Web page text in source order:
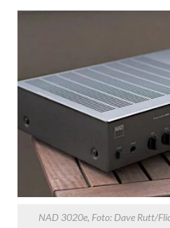
NAD 3020e, Foto: Dave Rutt/